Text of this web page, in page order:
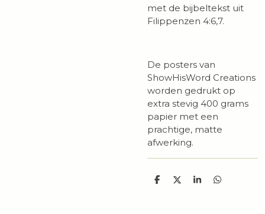
met de bijbeltekst uit
Filippenzen 4:6,7.
De posters van
ShowHisWord Creations
worden gedrukt op
extra stevig 400 grams
papier met een
prachtige, matte
afwerking.
D
D
S
D